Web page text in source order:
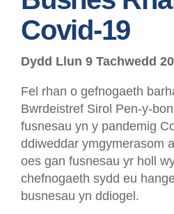
Covid-19
Dydd Llun 9 Tachwedd
Fel rhan o gefnogaeth
Bwrdeistref Sirol Pen-y-
fusnesau yn y pandemig
ddiweddar ymgymerasom
oes gan fusnesau yr holl
chefnogaeth sydd eu
busnesau yn ddiogel.